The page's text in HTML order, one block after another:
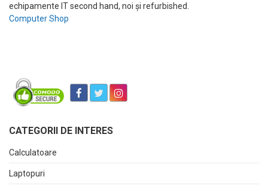
echipamente IT second hand, noi și refurbished.
Computer Shop
CATEGORII DE INTERES
Calculatoare
Laptopuri